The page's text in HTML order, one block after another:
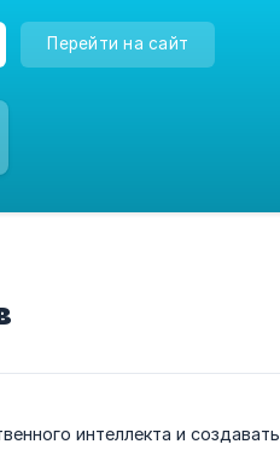
Перейти на сайт
интеллекта и создавать